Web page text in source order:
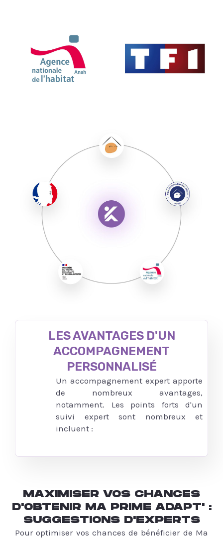
LES AVANTAGES D'UN
ACCOMPAGNEMENT
PERSONNALISÉ
Un accompagnement expert apporte
de nombreux avantages,
notamment. Les points forts d'un
suivi expert sont nombreux et
incluent :
MAXIMISER VOS CHANCES
D'OBTENIR MA PRIME ADAPT' :
SUGGESTIONS D'EXPERTS
Pour optimiser vos chances de bénéficier de Ma